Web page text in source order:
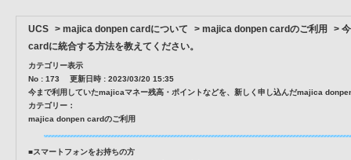
UCS > majica donpen cardについて > majica donpen cardのご利用 >
cardに統合する方法を教えてください。
カテゴリー表示
No : 173
更新日時 : 2023/03/20 15:35
今まで利用していたmajicaマネー残高・ポイントなどを、新しく申し込んだmajica
カテゴリー：
majica donpen cardのご利用
■スマートフォンをお持ちの方